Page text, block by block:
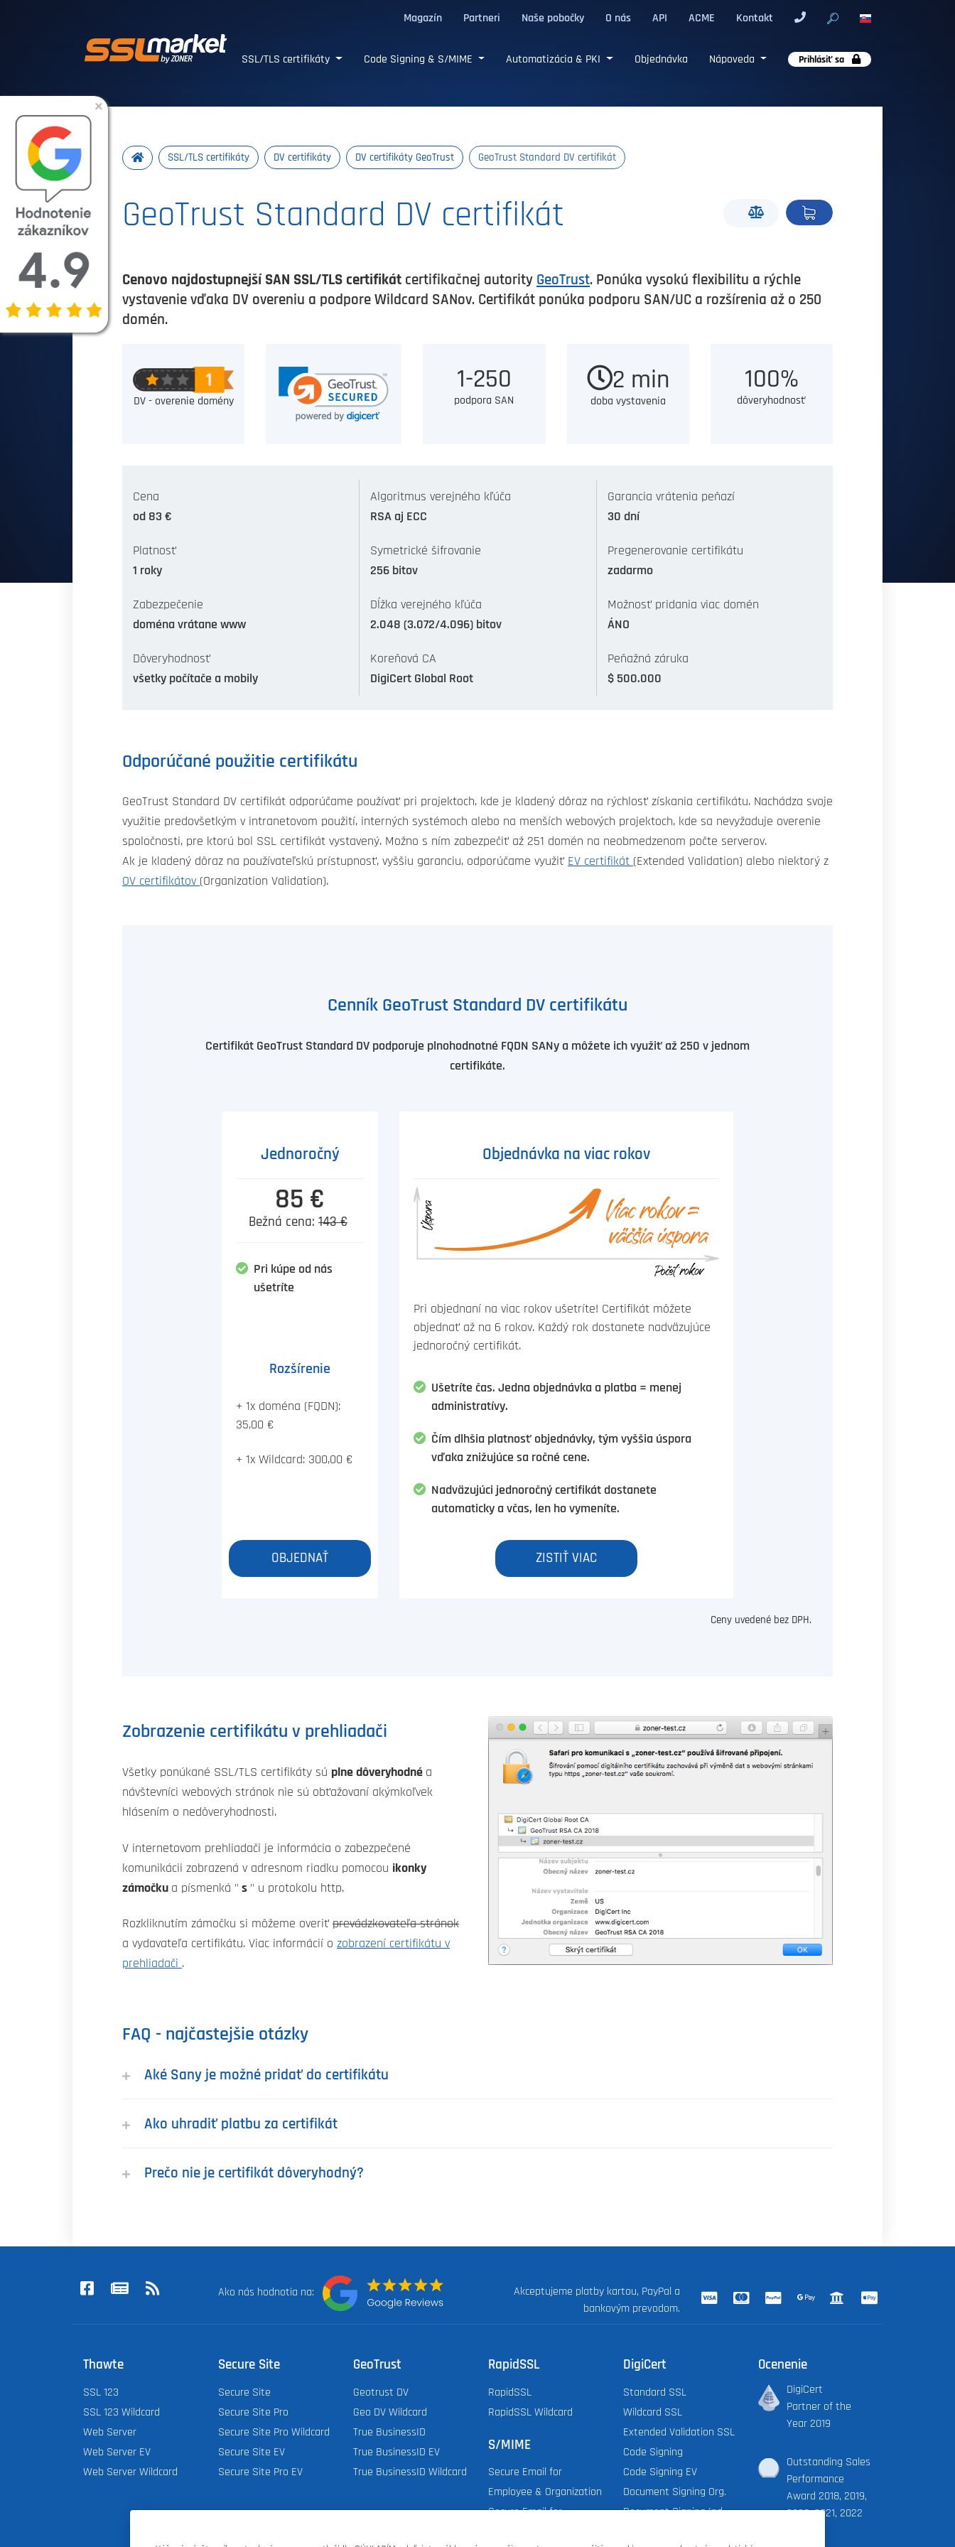
Magazín Partneri Naše pobočky O nás API ACME Kontakt
Dôveryhodné SSL/TLS certifikáty
SSL/TLS certifikáty Code Signing & S/MIME Automatizácia & PKI Objednávka Nápoveda Prihlásiť sa
SSL/TLS certifikáty DV certifikáty DV certifikáty GeoTrust GeoTrust Standard DV certifikát
GeoTrust Standard DV certifikát
Cenovo najdostupnejší SAN SSL/TLS certifikát certifikačnej autority GeoTrust. Ponúka vysokú flexibilitu a rýchle
vystavenie vďaka DV overeniu a podpore Wildcard SANov. Certifikát ponúka podporu SAN/UC a rozšírenia až o 250
domén.
DV - overenie domény
1-250
podpora SAN
2 min
doba vystavenia
100%
dôveryhodnosť
Cena
od 83 €
Platnosť
1 roky
Zabezpečenie
doména vrátane www
Dôveryhodnosť
všetky počítače a mobily
Algoritmus verejného kľúča
RSA aj ECC
Symetrické šifrovanie
256 bitov
Dĺžka verejného kľúča
2.048 (3.072/4.096) bitov
Koreňová CA
DigiCert Global Root
Garancia vrátenia peňazí
30 dní
Pregenerovanie certifikátu
zadarmo
Možnosť pridania viac domén
ÁNO
Peňažná záruka
$ 500.000
Odporúčané použitie certifikátu
GeoTrust Standard DV certifikát odporúčame používať pri projektoch, kde je kladený dôraz na rýchlosť získania certifikátu. Nachádza svoje
využitie predovšetkým v intranetovom použití, interných systémoch alebo na menších webových projektoch, kde sa nevyžaduje overenie
spoločnosti, pre ktorú bol SSL certifikát vystavený. Možno s ním zabezpečiť až 251 domén na neobmedzenom počte serverov.
Ak je kladený dôraz na používateľskú prístupnosť, vyššiu garanciu, odporúčame využiť EV certifikát (Extended Validation) alebo niektorý z
OV certifikátov (Organization Validation).
Cenník GeoTrust Standard DV certifikátu
Certifikát GeoTrust Standard DV podporuje plnohodnotné FQDN SANy a môžete ich využiť až 250 v jednom
certifikáte.
Jednoročný
85 €
Bežná cena: 143 €
Pri kúpe od nás
ušetríte
Rozšírenie
+ 1x doména (FQDN):
35,00 €
+ 1x Wildcard: 300,00 €
OBJEDNAŤ
Objednávka na viac rokov
Pri objednaní na viac rokov ušetríte! Certifikát môžete
objednať až na 6 rokov. Každý rok dostanete nadväzujúce
jednoročný certifikát.
Ušetríte čas. Jedna objednávka a platba = menej
administratívy.
Čím dlhšia platnosť objednávky, tým vyššia úspora
vďaka znižujúce sa ročné cene.
Nadväzujúci jednoročný certifikát dostanete
automaticky a včas, len ho vymeníte.
ZISTIŤ VIAC
Ceny uvedené bez DPH.
Zobrazenie certifikátu v prehliadači
Všetky ponúkané SSL/TLS certifikáty sú plne dôveryhodné a
návštevníci webových stránok nie sú obťažovaní akýmkoľvek
hlásením o nedôveryhodnosti.
V internetovom prehliadači je informácia o zabezpečené
komunikácii zobrazená v adresnom riadku pomocou ikonky
zámočku a písmenká " s " u protokolu http.
Rozkliknutím zámočku si môžeme overiť prevádzkovateľa stránok
a vydavateľa certifikátu. Viac informácií o zobrazení certifikátu v
prehliadači .
FAQ - najčastejšie otázky
Aké Sany je možné pridať do certifikátu
Ako uhradiť platbu za certifikát
Prečo nie je certifikát dôveryhodný?
Ako nás hodnotia na:
Akceptujeme platby kartou, PayPal a
bankovým prevodom.
Thawte
SSL 123
SSL 123 Wildcard
Web Server
Web Server EV
Web Server Wildcard
Secure Site
Secure Site
Secure Site Pro
Secure Site Pro Wildcard
Secure Site EV
Secure Site Pro EV
GeoTrust
Geotrust DV
Geo DV Wildcard
True BusinessID
True BusinessID EV
True BusinessID Wildcard
RapidSSL
RapidSSL
RapidSSL Wildcard
S/MIME
Secure Email for
Employee & Organization
Secure Email for
DigiCert
Standard SSL
Wildcard SSL
Extended Validation SSL
Code Signing
Code Signing EV
Document Signing Org.
Document Signing Ind.
Ocenenie
DigiCert
Partner of the
Year 2019
Outstanding Sales
Performance
Award 2018, 2019,
2020, 2021, 2022
×